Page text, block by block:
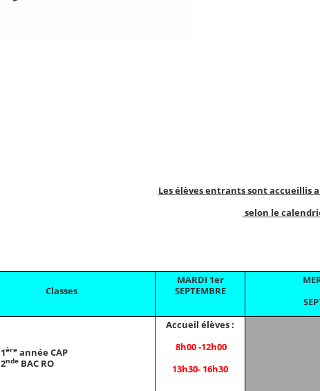
Les élèves entrants sont accueillis
selon le
Classes
MARDI 1er
SEPTEMBRE
1ère année CAP
2nde BAC RO
Accueil élèves :
8h00 -12h00
13h30- 16h30